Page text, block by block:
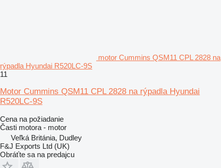
motor Cummins QSM11 CPL 2828 na
rýpadla Hyundai R520LC-9S
11
Motor Cummins QSM11 CPL 2828 na rýpadla Hyundai
R520LC-9S
Cena na požiadanie
Časti motora - motor
Veľká Británia, Dudley
F&J Exports Ltd (UK)
Obráťte sa na predajcu